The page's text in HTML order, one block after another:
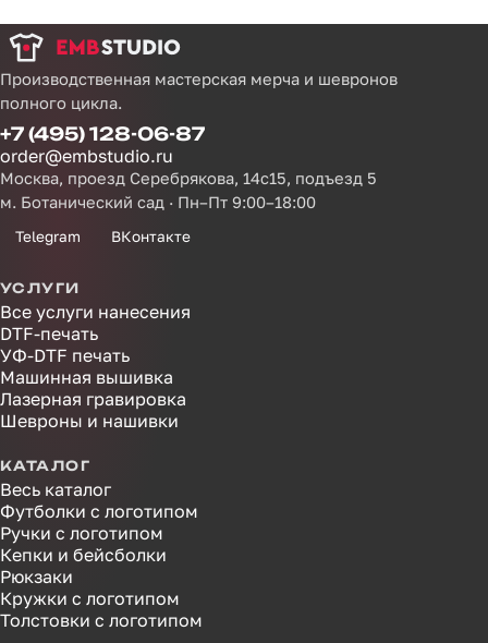
Производственная мастерская мерча и шевронов
полного цикла.
+7 (495) 128-06-87
order@embstudio.ru
Москва, проезд Серебрякова, 14с15, подъезд 5
м. Ботанический сад · Пн–Пт 9:00–18:00
Telegram ВКонтакте
УСЛУГИ
Все услуги нанесения
DTF-печать
УФ-DTF печать
Машинная вышивка
Лазерная гравировка
Шевроны и нашивки
КАТАЛОГ
Весь каталог
Футболки с логотипом
Ручки с логотипом
Кепки и бейсболки
Рюкзаки
Кружки с логотипом
Толстовки с логотипом